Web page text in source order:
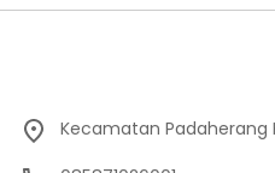
Kecamatan Padaherang